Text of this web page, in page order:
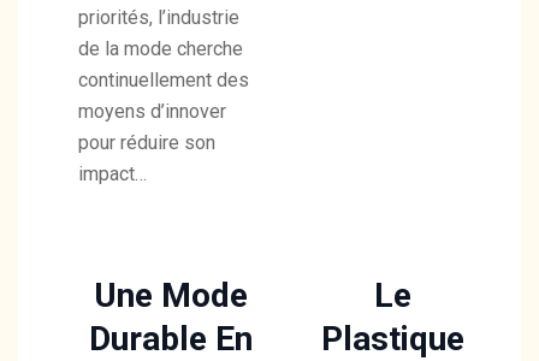
priorités, l’industrie
de la mode cherche
continuellement des
moyens d’innover
pour réduire son
impact…
Une Mode
Durable En
Le
Plastique